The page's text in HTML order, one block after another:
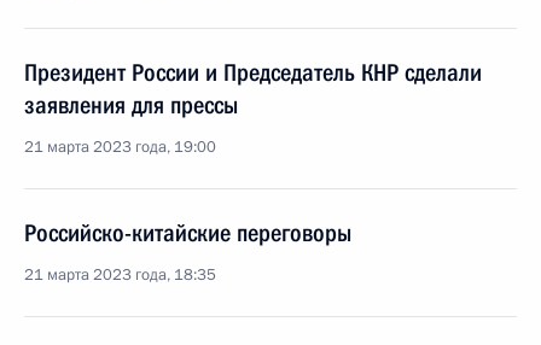
Президент России и Председатель КНР сделали
заявления для прессы
21 марта 2023 года, 19:00
Российско-китайские переговоры
21 марта 2023 года, 18:35